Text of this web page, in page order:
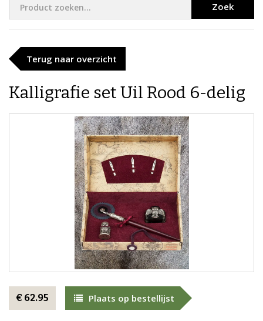
Zoek
Terug naar overzicht
Kalligrafie set Uil Rood 6-delig​
€ 62.95 Plaats op bestellijst